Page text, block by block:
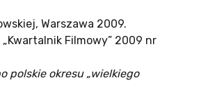
Warszawa 2009.
Filmowy” 2009 nr
polskie okresu „wielkiego